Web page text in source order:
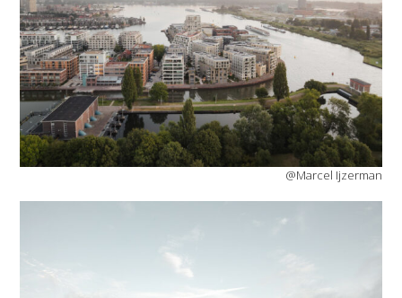
@Marcel Ijzerman